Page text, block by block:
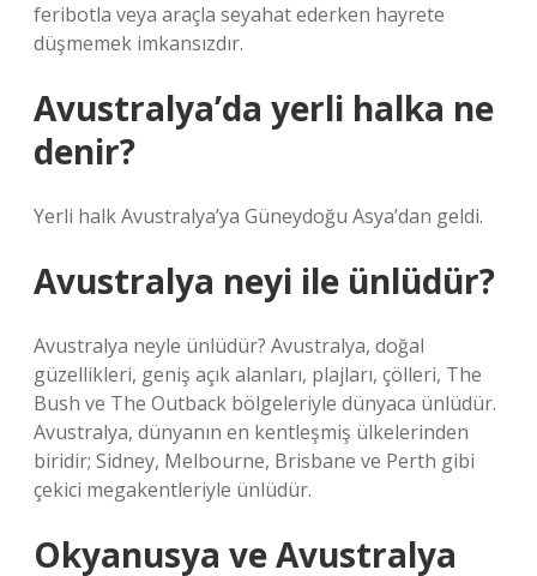
feribotla veya araçla seyahat ederken hayrete
düşmemek imkansızdır.
Avustralya’da yerli halka ne
denir?
Yerli halk Avustralya’ya Güneydoğu Asya’dan geldi.
Avustralya neyi ile ünlüdür?
Avustralya neyle ünlüdür? Avustralya, doğal
güzellikleri, geniş açık alanları, plajları, çölleri, The
Bush ve The Outback bölgeleriyle dünyaca ünlüdür.
Avustralya, dünyanın en kentleşmiş ülkelerinden
biridir; Sidney, Melbourne, Brisbane ve Perth gibi
çekici megakentleriyle ünlüdür.
Okyanusya ve Avustralya